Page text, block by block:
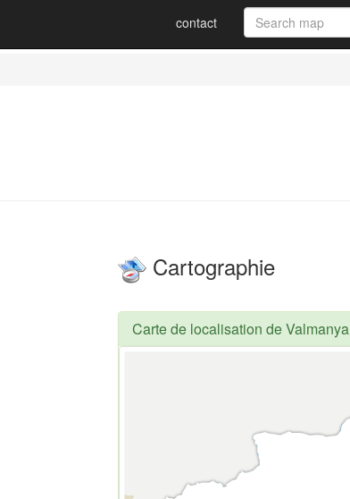
contact
Cartographie
Carte de localisation de Valmanya